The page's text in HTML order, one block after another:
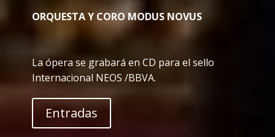
ORQUESTA Y CORO MODUS NOVUS
La ópera se grabará en CD para el sello
Internacional NEOS /BBVA.
Entradas